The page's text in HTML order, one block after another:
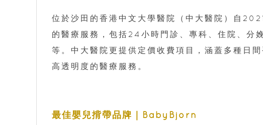
位於沙田的香港中文大學醫院（中大醫院）自
的醫療服務，包括24小時門診、專科、住院、分
等。中大醫院更提供定價收費項目，涵蓋多種日
高透明度的醫療服務。
最佳嬰兒揹帶品牌｜BabyBjörn